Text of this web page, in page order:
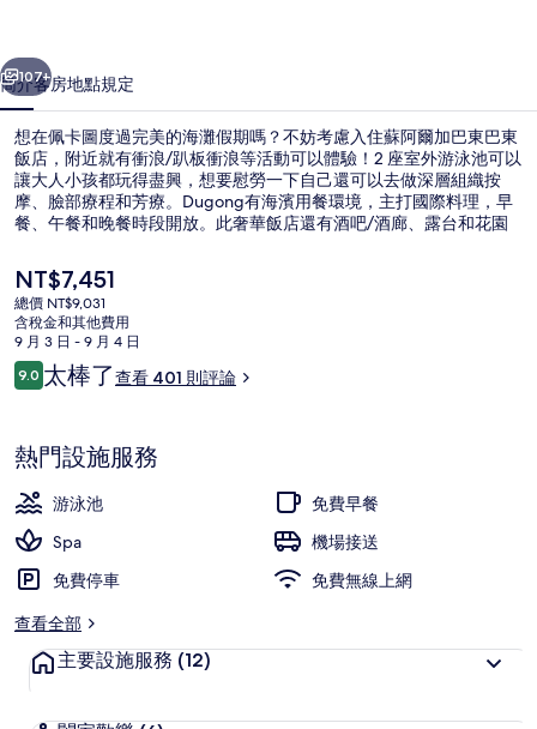
東
飯
店
的
相
片
集
個 下一個
107+
簡介客房地點規定
想在佩卡圖度過完美的海灘假期嗎？不妨考慮入住蘇阿爾加巴東巴東
飯店，附近就有衝浪/趴板衝浪等活動可以體驗！2 座室外游泳池可以
讓大人小孩都玩得盡興，想要慰勞一下自己還可以去做深層組織按
摩、臉部療程和芳療。Dugong有海濱用餐環境，主打國際料理，早
餐、午餐和晚餐時段開放。此奢華飯店還有酒吧/酒廊、露台和花園
目
前
的
價
格
是
NT$7,451
總價 NT$9,031
含稅金和其他費用
9 月 3 日 - 9 月 4 日
評
論
9.09.0 分，滿分 10 分，
太棒了查看 401 則評論
熱門設施服務
游泳池
免費早餐
Spa
機場接送
免費停車
免費無線上網
查看全部
主要設施服務 (12)